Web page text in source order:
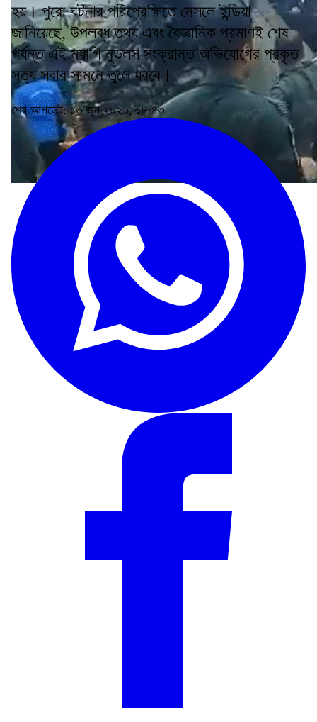
হয়। পুরো ঘটনার পরিপ্রেক্ষিতে নেসলে ইন্ডিয়া
জানিয়েছে, উপলব্ধ তথ্য এবং বৈজ্ঞানিক প্রমাণই শেষ
পর্যন্ত এই ম্যাগি নুডলস সংক্রান্ত অভিযোগের প্রকৃত
সত্য সবার সামনে তুলে ধরবে।
শেষ আপডেট: ১৩ জুন ২০২৬, ১৮:৪৩